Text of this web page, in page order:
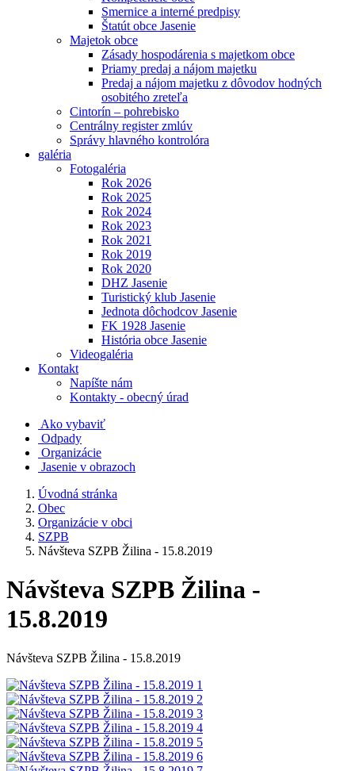
Smernice a interné predpisy
Štatút obce Jasenie
Majetok obce
Zásady hospodárenia s majetkom obce
Priamy predaj a nájom majetku
Predaj a nájom majetku z dôvodov hodných
osobitého zreteľa
Cintorín – pohrebisko
Centrálny register zmlúv
Správy hlavného kontrolóra
galéria
Fotogaléria
Rok 2026
Rok 2025
Rok 2024
Rok 2023
Rok 2021
Rok 2019
Rok 2020
DHZ Jasenie
Turistický klub Jasenie
Jednota dôchodcov Jasenie
FK 1928 Jasenie
História obce Jasenie
Videogaléria
Kontakt
Napíšte nám
Kontakty - obecný úrad
Ako vybaviť
Odpady
Organizácie
Jasenie v obrazoch
Úvodná stránka
Obec
Organizácie v obci
SZPB
Návšteva SZPB Žilina - 15.8.2019
Návšteva SZPB Žilina -
15.8.2019
Návšteva SZPB Žilina - 15.8.2019